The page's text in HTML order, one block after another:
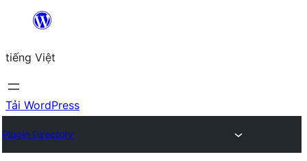
Chuyển
phần
nội
dung
tiếng Việt
Tải WordPress
Plugin Directory